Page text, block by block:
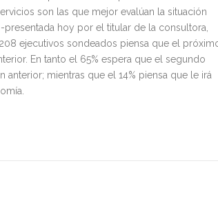
son las que mejor evalúan la situación
hoy por el titular de la consultora,
ejecutivos sondeados piensa que el
En tanto el 65% espera que el segundo
mientras que el 14% piensa que le irá